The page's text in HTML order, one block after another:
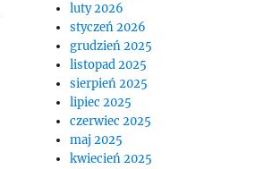
luty 2026
styczeń 2026
grudzień 2025
listopad 2025
sierpień 2025
lipiec 2025
czerwiec 2025
maj 2025
kwiecień 2025